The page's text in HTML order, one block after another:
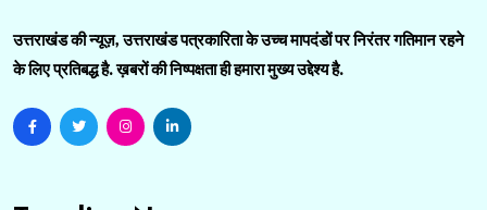
उत्तराखंड की न्यूज़, उत्तराखंड पत्रकारिता के उच्च मापदंडों पर निरंतर गतिमान रहने
के लिए प्रतिबद्ध है. ख़बरों की निष्पक्षता ही हमारा मुख्य उद्देश्य है.